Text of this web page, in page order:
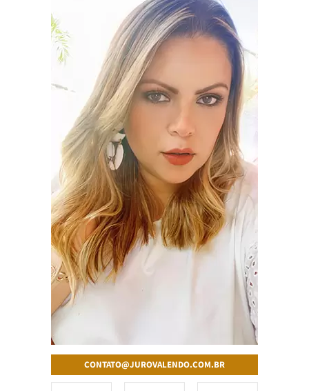
CONTATO@JUROVALENDO.COM.BR